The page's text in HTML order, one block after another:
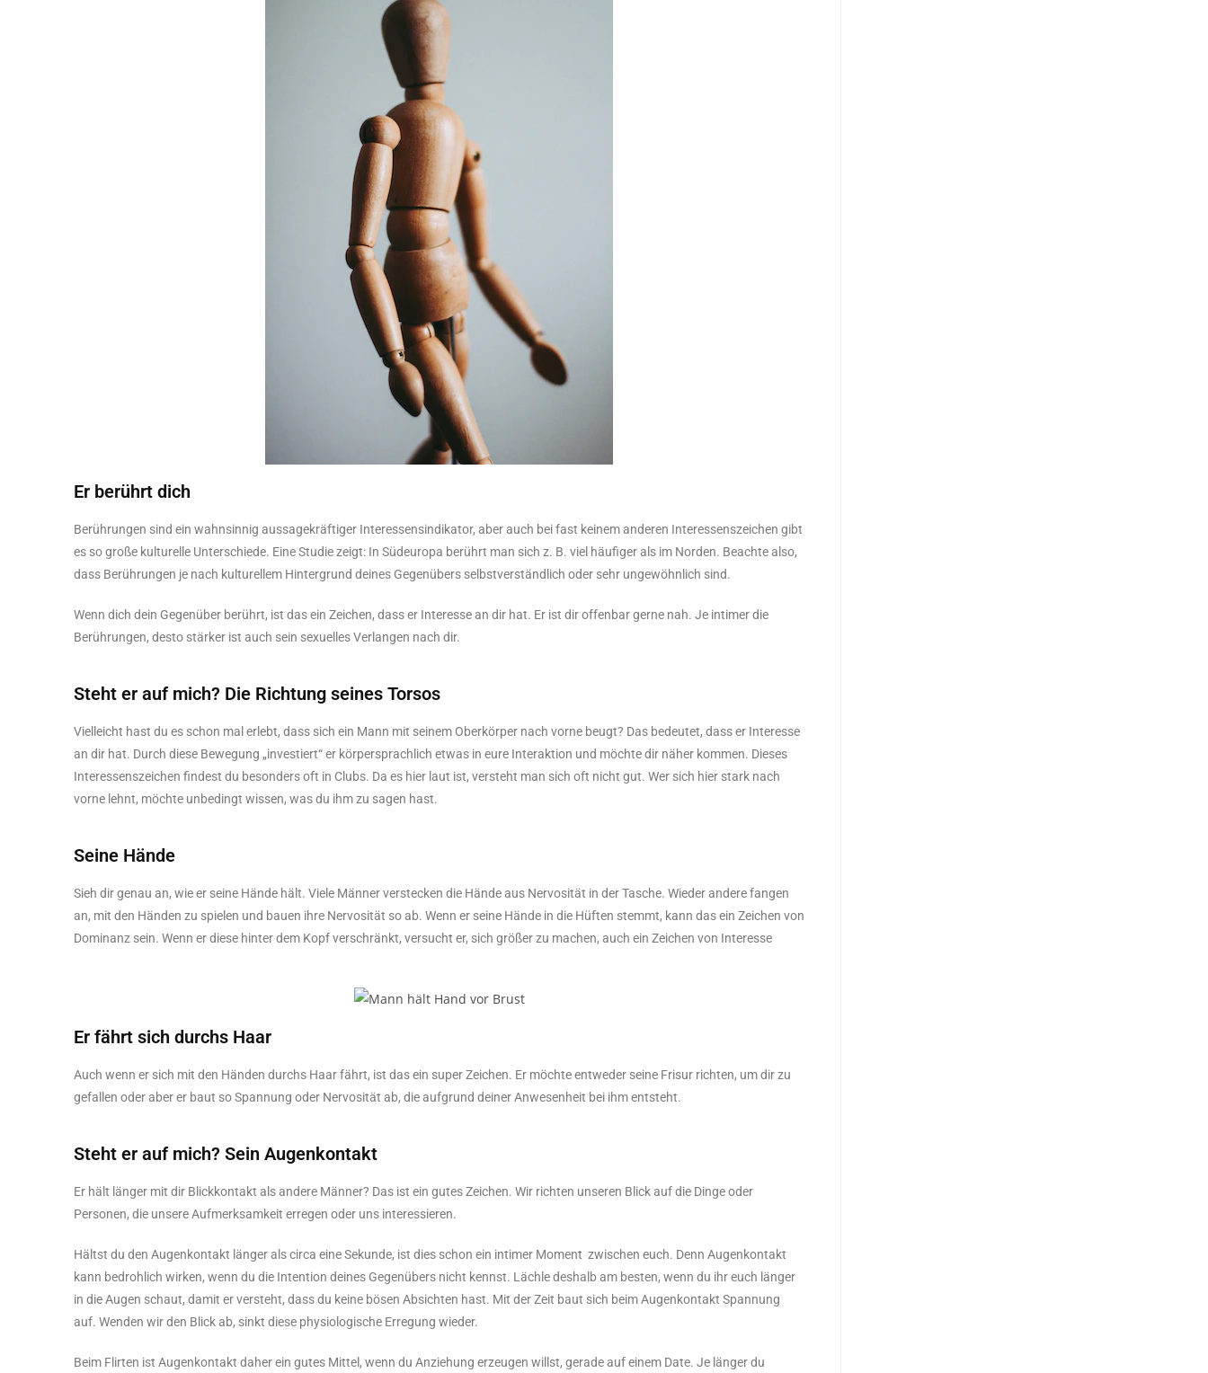
Er berührt dich
Berührungen sind ein wahnsinnig aussagekräftiger Interessensindikator, aber auch bei fast keinem anderen Interessenszeichen gibt
es so große kulturelle Unterschiede. Eine Studie zeigt: In Südeuropa berührt man sich z. B. viel häufiger als im Norden. Beachte also,
dass Berührungen je nach kulturellem Hintergrund deines Gegenübers selbstverständlich oder sehr ungewöhnlich sind.
Wenn dich dein Gegenüber berührt, ist das ein Zeichen, dass er Interesse an dir hat. Er ist dir offenbar gerne nah. Je intimer die
Berührungen, desto stärker ist auch sein sexuelles Verlangen nach dir.
Steht er auf mich? Die Richtung seines Torsos
Vielleicht hast du es schon mal erlebt, dass sich ein Mann mit seinem Oberkörper nach vorne beugt? Das bedeutet, dass er Interesse
an dir hat. Durch diese Bewegung „investiert“ er körpersprachlich etwas in eure Interaktion und möchte dir näher kommen. Dieses
Interessenszeichen findest du besonders oft in Clubs. Da es hier laut ist, versteht man sich oft nicht gut. Wer sich hier stark nach
vorne lehnt, möchte unbedingt wissen, was du ihm zu sagen hast.
Seine Hände
Sieh dir genau an, wie er seine Hände hält. Viele Männer verstecken die Hände aus Nervosität in der Tasche. Wieder andere fangen
an, mit den Händen zu spielen und bauen ihre Nervosität so ab. Wenn er seine Hände in die Hüften stemmt, kann das ein Zeichen von
Dominanz sein. Wenn er diese hinter dem Kopf verschränkt, versucht er, sich größer zu machen, auch ein Zeichen von Interesse
Er fährt sich durchs Haar
Auch wenn er sich mit den Händen durchs Haar fährt, ist das ein super Zeichen. Er möchte entweder seine Frisur richten, um dir zu
gefallen oder aber er baut so Spannung oder Nervosität ab, die aufgrund deiner Anwesenheit bei ihm entsteht.
Steht er auf mich? Sein Augenkontakt
Er hält länger mit dir Blickkontakt als andere Männer? Das ist ein gutes Zeichen. Wir richten unseren Blick auf die Dinge oder
Personen, die unsere Aufmerksamkeit erregen oder uns interessieren.
Hältst du den Augenkontakt länger als circa eine Sekunde, ist dies schon ein intimer Moment zwischen euch. Denn Augenkontakt
kann bedrohlich wirken, wenn du die Intention deines Gegenübers nicht kennst. Lächle deshalb am besten, wenn du ihr euch länger
in die Augen schaut, damit er versteht, dass du keine bösen Absichten hast. Mit der Zeit baut sich beim Augenkontakt Spannung
auf. Wenden wir den Blick ab, sinkt diese physiologische Erregung wieder.
Beim Flirten ist Augenkontakt daher ein gutes Mittel, wenn du Anziehung erzeugen willst, gerade auf einem Date. Je länger du